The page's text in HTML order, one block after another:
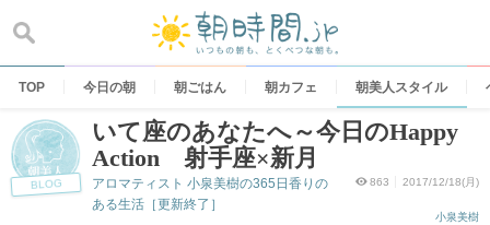
content
TOP 今日の朝 朝ごはん 朝カフェ 朝美人スタイル
BLOG
いて座のあなたへ～今日のHappy
Action 射手座×新月
863 2017/12/18(月)
小泉美樹
アロマティスト 小泉美樹の365日香りの
ある生活［更新終了］